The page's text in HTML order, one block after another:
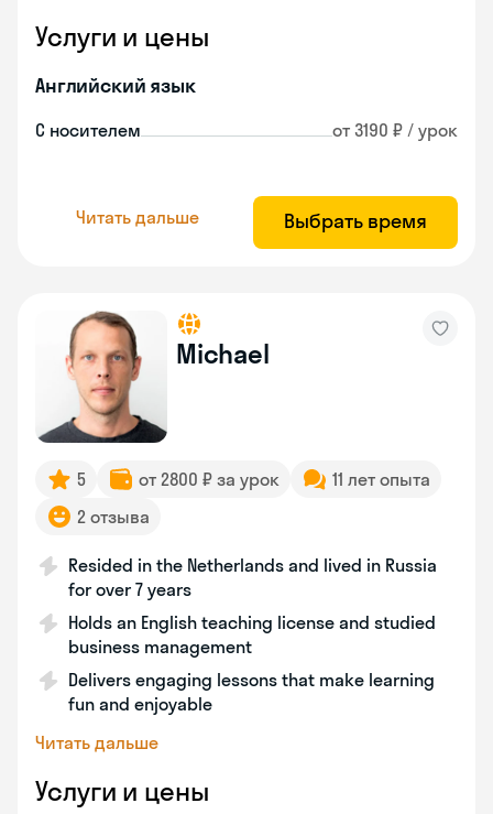
Услуги и цены
Английский язык
С носителем от 3190 ₽ / урок
Читать дальше Выбрать время
Michael
5 от 2800 ₽ за урок
11 лет опыта
2 отзыва
Resided in the Netherlands and lived in Russia
for over 7 years
Holds an English teaching license and studied
business management
Delivers engaging lessons that make learning
fun and enjoyable
Читать дальше
Услуги и цены